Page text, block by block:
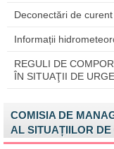
Deconectări de
Informații
REGULI DE
ÎN SITUAŢII DE
COMISIA DE
AL SITUAȚIILOR DE